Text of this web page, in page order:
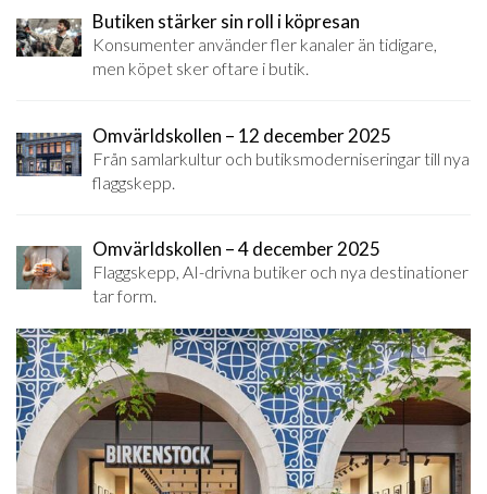
Butiken stärker sin roll i köpresan
Konsumenter använder fler kanaler än tidigare,
men köpet sker oftare i butik.
Omvärldskollen – 12 december 2025
Från samlarkultur och butiksmoderniseringar till nya
flaggskepp.
Omvärldskollen – 4 december 2025
Flaggskepp, AI-drivna butiker och nya destinationer
tar form.